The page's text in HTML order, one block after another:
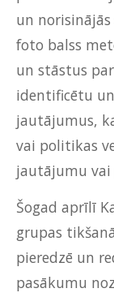
un
foto balss
un stāstus
identificētu
jautājumus,
vai politikas
jautājumu vai
Šogad aprīlī
grupas
pieredzē un
pasākumu